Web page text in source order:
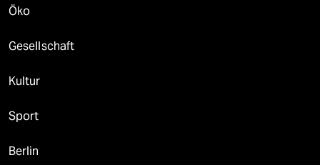
Öko
Gesellschaft
Kultur
Sport
Berlin